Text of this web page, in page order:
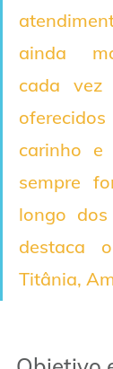
ainda
cada vez
carinho e
sempre
longo
destaca
Titânia,